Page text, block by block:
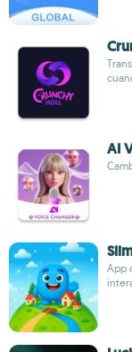
AI
App